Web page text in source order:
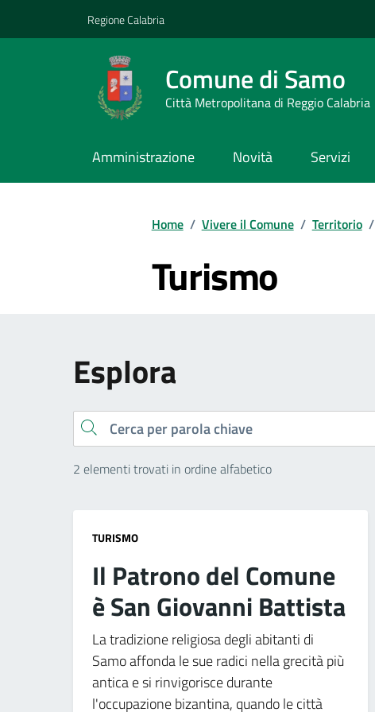
Regione Calabria
Comune di Samo
Città Metropolitana di Reggio Calabria
Amministrazione Novità Servizi
Home / Vivere il Comune / Territorio /
Turismo
Esplora
Cerca
2 elementi trovati in ordine alfabetico
TURISMO
Il Patrono del Comune
è San Giovanni Battista
La tradizione religiosa degli abitanti di
Samo affonda le sue radici nella grecità più
antica e si rinvigorisce durante
l'occupazione bizantina, quando le città